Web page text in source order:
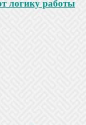
логику работы